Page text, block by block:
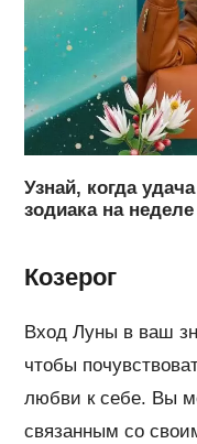
Узнай, когда
зодиака на
Козерог
Вход Луны в ваш
чтобы
любви к себе. Вы
связанным со